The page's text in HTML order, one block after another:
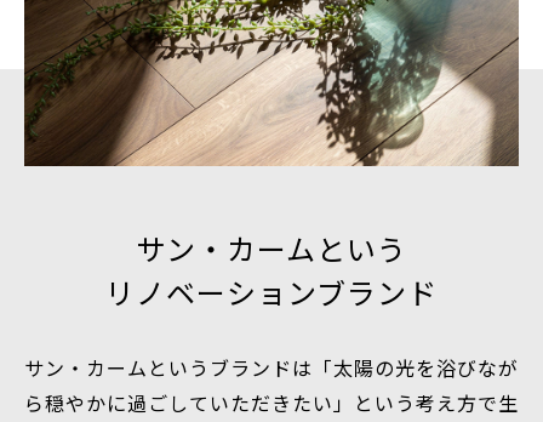
サン・カームという
リノベーションブランド
サン・カームというブランドは 「太陽の光を浴びなが
ら穏やかに過ごしていただきたい」という考え方で生